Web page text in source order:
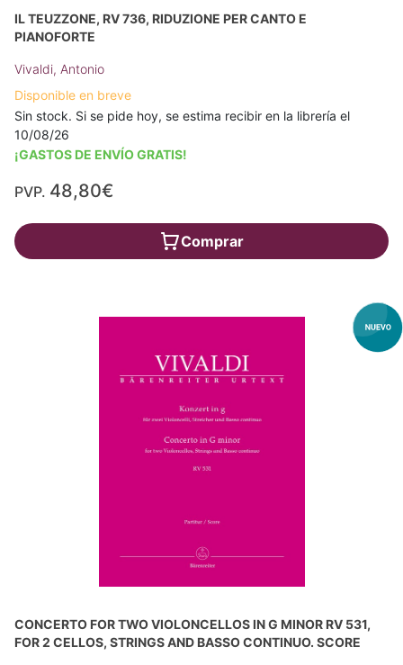
IL TEUZZONE, RV 736, RIDUZIONE PER CANTO E
PIANOFORTE
Vivaldi, Antonio
Disponible en breve
Sin stock. Si se pide hoy, se estima recibir en la librería el
10/08/26
¡GASTOS DE ENVÍO GRATIS!
PVP. 48,80€
Comprar
CONCERTO FOR TWO VIOLONCELLOS IN G MINOR RV 531,
FOR 2 CELLOS, STRINGS AND BASSO CONTINUO. SCORE